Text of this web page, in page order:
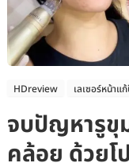
HDreview เลเซอร์หน้าแ
จบปัญหารูขุ
คล้อย ด้วย